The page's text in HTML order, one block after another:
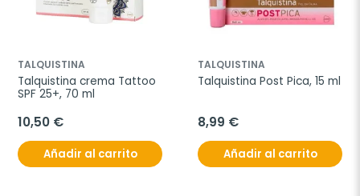
TALQUISTINA
Talquistina crema Tattoo
SPF 25+, 70 ml
10,50 €
Añadir al carrito
TALQUISTINA
Talquistina Post Pica, 15 ml
8,99 €
Añadir al carrito